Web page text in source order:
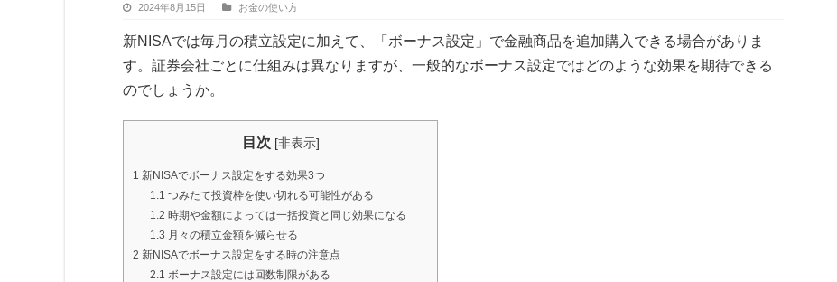
2024年8月15日 お金の使い方
新NISAでは毎月の積立設定に加えて、「ボーナス設定」で金融商品を追加購入できる場合がありま
す。証券会社ごとに仕組みは異なりますが、一般的なボーナス設定ではどのような効果を期待できる
のでしょうか。
目次 [非表示]
1 新NISAでボーナス設定をする効果3つ
1.1 つみたて投資枠を使い切れる可能性がある
1.2 時期や金額によっては一括投資と同じ効果になる
1.3 月々の積立金額を減らせる
2 新NISAでボーナス設定をする時の注意点
2.1 ボーナス設定には回数制限がある